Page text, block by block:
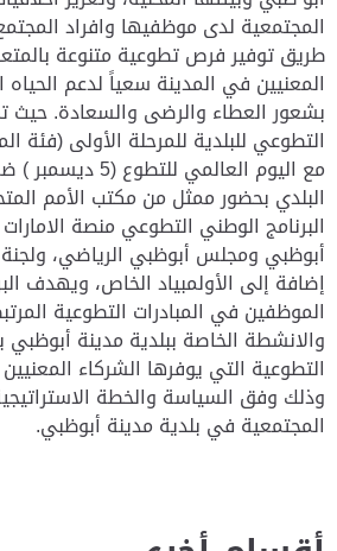
المجتمعية لدى موظفيها وافراد
طريق توفير فرص تطوعية متنوعة
المعنيين في المدينة سعياً لدعم الحياه
بشعور العطاء والرضى والسعادة. حيث
التطوعي للبلدية للمرحلة الأولى (فئة
مع اليوم العالمي
البلدي بحضور ممثل من مكتب الأمم
البرنامج الوطني التطوعي منصة
أبوظبي ومجلس أبوظبي الرياضي، ولجنة
إضافة إلى الأولمبياد الخاص، ويهدف
الموظفين في المبادرات التطوعية
والانشطة الخاصة ببلدية مدينة
التطوعية التي يوفرها الشركاء
وذلك وفق السياسة والخطة
المجتمعية في بلدية مدينة أبوظبي.